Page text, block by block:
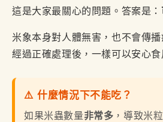
這是大家最關心的問題。答案是：
米象本身對人體無害，也不會傳
經過正確處理後，一樣可以安心
⚠️ 什麼情況下不能吃？
如果米蟲數量非常多 ，導致米